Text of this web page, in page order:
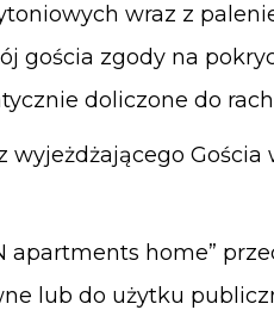
wraz z
gościa zgody na
doliczone do
Gościa
apartments home”
lub do użytku